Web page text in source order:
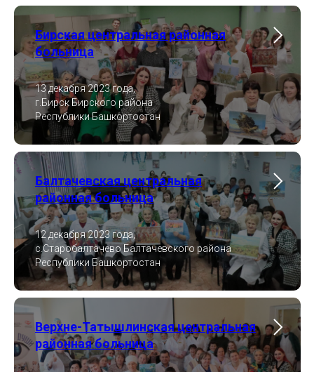
Бирская центральная районная
больница
13 декабря 2023 года,
г.Бирск Бирского района
Республики Башкортостан
Балтачевская центральная
районная больница
12 декабря 2023 года,
с.Старобалтачево Балтачевского района
Республики Башкортостан
Верхне-Татышлинская центральная
районная больница